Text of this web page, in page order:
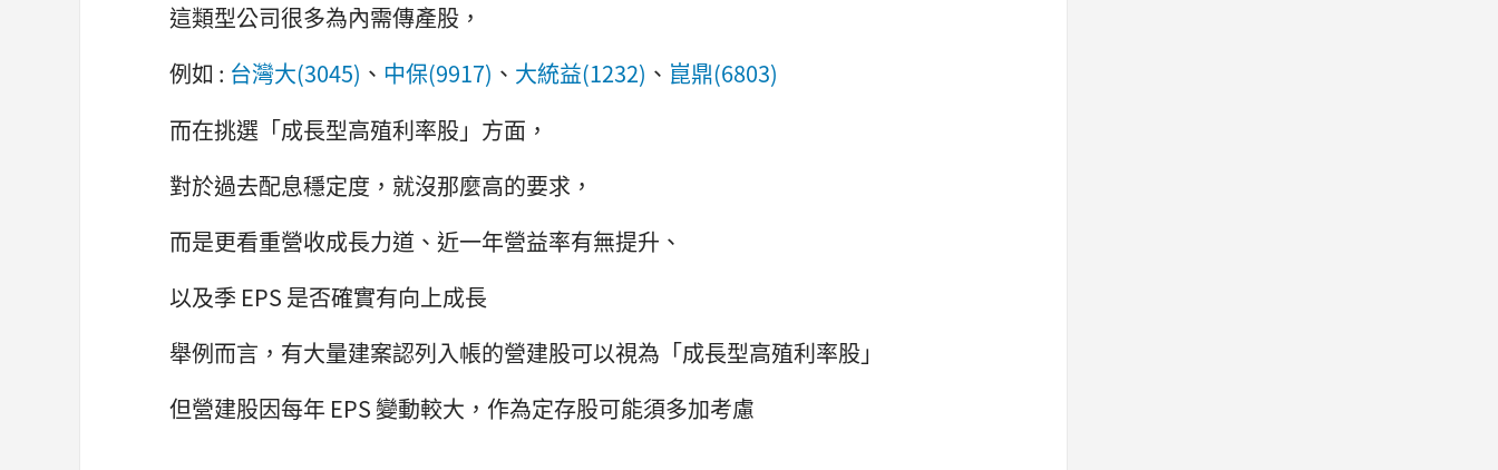
這類型公司很多為內需傳產股，
例如 : 台灣大(3045) 、 中保(9917) 、 大統益(1232) 、 崑鼎(6803)
而在挑選「成長型高殖利率股」方面，
對於過去配息穩定度，就沒那麼高的要求，
而是更看重營收成長力道、近一年營益率有無提升、
以及季 EPS 是否確實有向上成長
舉例而言，有大量建案認列入帳的營建股可以視為「成長型高殖利率股」
但營建股因每年 EPS 變動較大，作為定存股可能須多加考慮